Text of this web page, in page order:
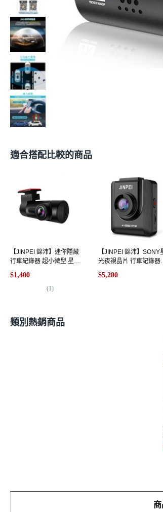
適合搭配比較的商品
【JINPEI 錦沛】迷你隱藏
行車紀錄器 超小微型 星光
夜視, 主機+64GB, 主機,
1GB
$1,400
(1)
【JINPEI 錦沛】SONY
光夜視晶片 行車記錄器
HRD高動態 TS流碼, 4K
機+GPS測速,256GB
$5,200
類別熱銷商品